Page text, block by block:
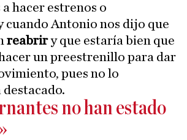
a hacer estrenos o
cuando Antonio nos dijo que
reabriry que estaría bien que
un preestrenillo para dar
pues no lo
destacado.
no han estado